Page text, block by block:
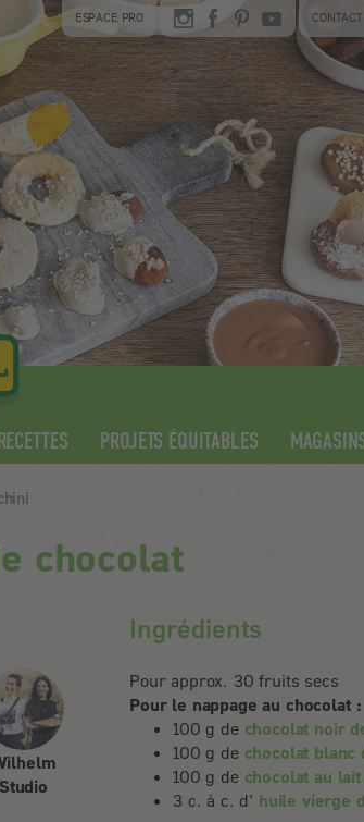
ESPACE PRO CONTACT
PROJETS ÉQUITABLES
chocolat
Studio
Ingrédients
Pour approx. 30 fruits secs
Pour le nappage au chocolat :
100 g de chocolat noir
100 g de chocolat blanc
100 g de chocolat au
3 c. à c. d' huile vierge